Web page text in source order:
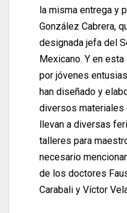
la misma entrega y
González Cabrera,
designada jefa del
Mexicano. Y en
por jóvenes
han diseñado y
diversos materiales
llevan a diversas
talleres para
necesario
de los doctores
Carabali y Víctor